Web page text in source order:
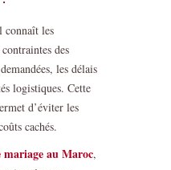
connaît les
des
les délais
logistiques. Cette
d’éviter les
cachés.
mariage au Maroc,